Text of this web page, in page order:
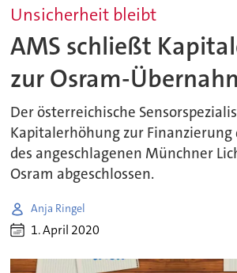
Unsicherheit bleibt
AMS schließt
zur Osram-
Der österreichische
Kapitalerhöhung zur Finanzierung
des angeschlagenen Münchner
Osram abgeschlossen.
Anja Ringel
1. April 2020